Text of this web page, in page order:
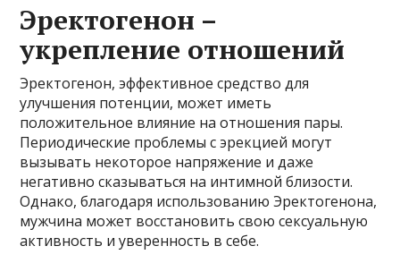
Эректогенон –
укрепление отношений
Эректогенон, эффективное средство для
улучшения потенции, может иметь
положительное влияние на отношения пары.
Периодические проблемы с эрекцией могут
вызывать некоторое напряжение и даже
негативно сказываться на интимной близости.
Однако, благодаря использованию Эректогенона,
мужчина может восстановить свою сексуальную
активность и уверенность в себе.